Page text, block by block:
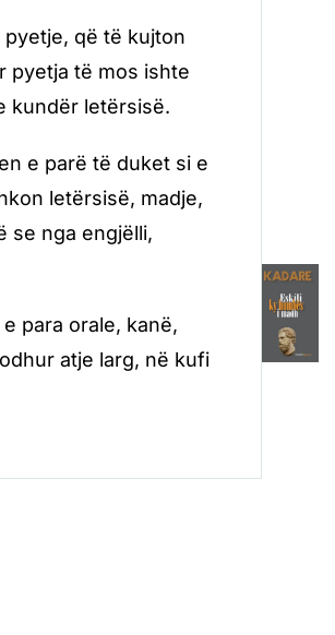
që të kujton
pyetja të mos ishte
kundër letërsisë.
e parë të duket si e
letërsisë, madje,
se nga engjëlli,
para orale, kanë,
atje larg, në kufi